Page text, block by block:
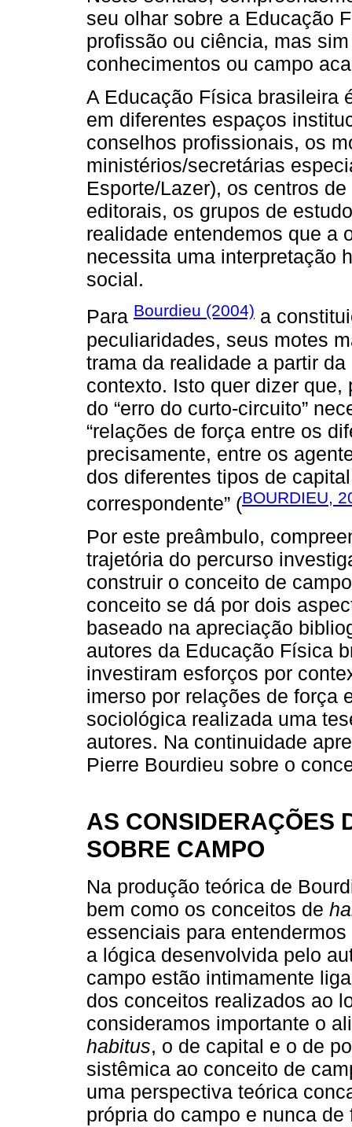
seu olhar sobre a Educação
profissão ou ciência, mas
conhecimentos ou campo
A Educação Física brasileira
em diferentes espaços
conselhos profissionais, os
ministérios/secretárias
Esporte/Lazer), os centros
editorais, os grupos de
realidade entendemos que a
necessita uma interpretação
social.
Para Bourdieu (2004) a
peculiaridades, seus motes
trama da realidade a partir
contexto. Isto quer dizer
do “erro do curto-circuito”
“relações de força entre os
precisamente, entre os
dos diferentes tipos de
correspondente” (BOURDIEU,
Por este preâmbulo,
trajetória do percurso
construir o conceito de
conceito se dá por dois
baseado na apreciação
autores da Educação Física
investiram esforços por
imerso por relações de força
sociológica realizada uma
autores. Na continuidade
Pierre Bourdieu sobre o
AS CONSIDERAÇÕES
SOBRE CAMPO
Na produção teórica de
bem como os conceitos de
essenciais para
a lógica desenvolvida pelo
campo estão intimamente
dos conceitos realizados ao
consideramos importante o
habitus, o de capital e o de
sistêmica ao conceito de
uma perspectiva teórica
própria do campo e nunca